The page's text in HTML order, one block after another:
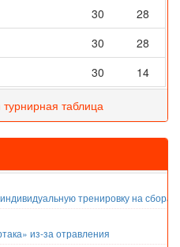
30
28
30
28
30 14
таблица
тренировку на
из-за отравления